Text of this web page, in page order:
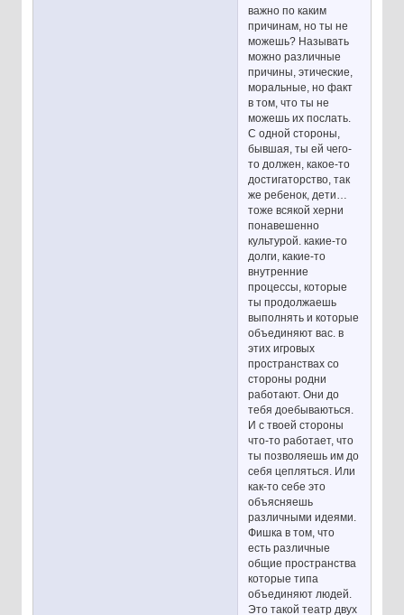
важно по каким
причинам, но ты не
можешь? Называть
можно различные
причины, этические,
моральные, но факт
в том, что ты не
можешь их послать.
С одной стороны,
бывшая, ты ей чего-
то должен, какое-то
достигаторство, так
же ребенок, дети…
тоже всякой херни
понавешенно
культурой. какие-то
долги, какие-то
внутренние
процессы, которые
ты продолжаешь
выполнять и которые
объединяют вас. в
этих игровых
пространствах со
стороны родни
работают. Они до
тебя доебываються.
И с твоей стороны
что-то работает, что
ты позволяешь им до
себя цепляться. Или
как-то себе это
объясняешь
различными идеями.
Фишка в том, что
есть различные
общие пространства
которые типа
объединяют людей.
Это такой театр двух